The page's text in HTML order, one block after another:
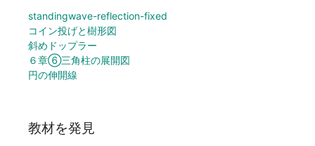
standingwave-reflection-fixed
コイン投げと樹形図
斜めドップラー
６章⑥三角柱の展開図
円の伸開線
教材を発見